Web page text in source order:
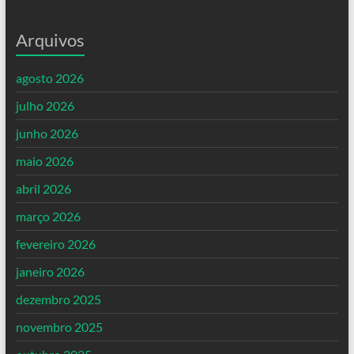
Arquivos
agosto 2026
julho 2026
junho 2026
maio 2026
abril 2026
março 2026
fevereiro 2026
janeiro 2026
dezembro 2025
novembro 2025